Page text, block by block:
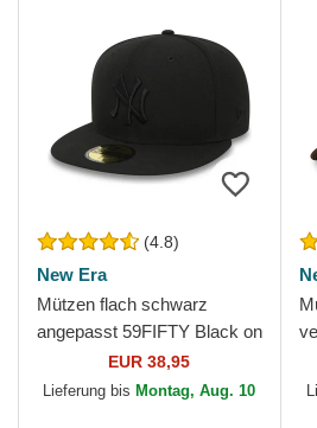
(4.8)
New Era
Mützen flach schwarz
angepasst 59FIFTY Black on
Black der New York
Yankees MLB von New Era
EUR 38,95
Lieferung bis Montag, Aug. 10